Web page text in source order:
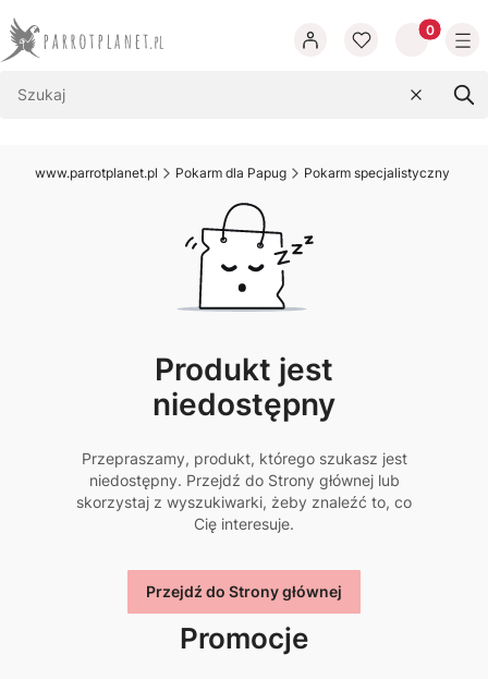
Produkty
Wyczyść
www.parrotplanet.pl Pokarm dla Papug Pokarm specjalistyczny dla
Produkt jest
niedostępny
Przepraszamy, produkt, którego szukasz jest
niedostępny. Przejdź do Strony głównej lub
skorzystaj z wyszukiwarki, żeby znaleźć to, co
Cię interesuje.
Przejdź do Strony głównej
Promocje